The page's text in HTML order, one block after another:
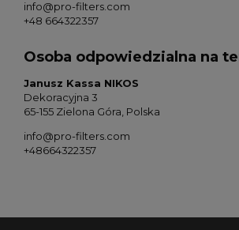
info@pro-filters.com
+48 664322357
Osoba odpowiedzialna na
Janusz Kassa NIKOS
Dekoracyjna 3
65-155 Zielona Góra, Polska
info@pro-filters.com
+48664322357